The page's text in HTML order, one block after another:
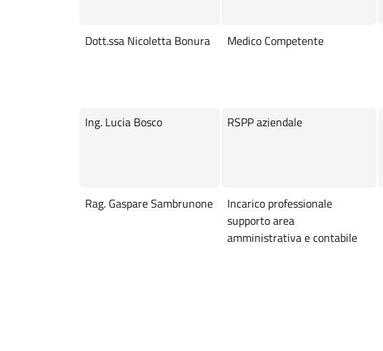
Dott.ssa Nicoletta Bonura Medico Competente
Ing. Lucia Bosco RSPP aziendale
Rag. Gaspare Sambrunone
Incarico professionale
supporto area
amministrativa e contabile